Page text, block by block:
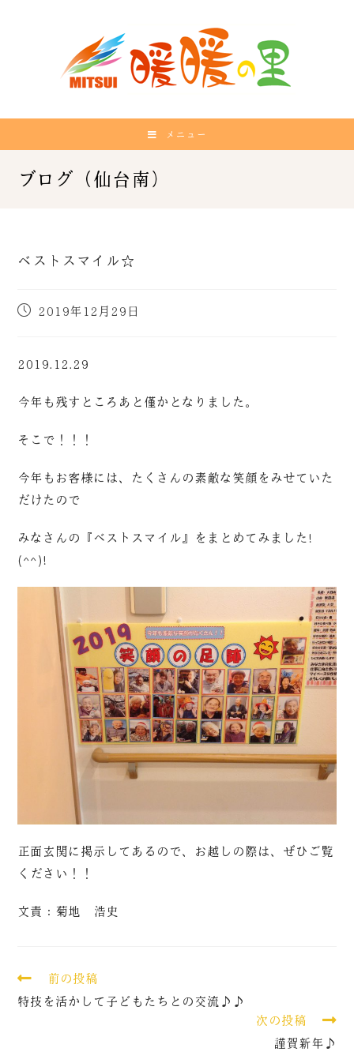
メニュー
ベストスマイル☆
2019年12月29日
2019.12.29
今年も残すところあと僅かとなりました。
そこで！！！
今年もお客様には、たくさんの素敵な笑顔をみせていた
だけたので
みなさんの『ベストスマイル』をまとめてみました!
(^^)!
正面玄関に掲示してあるので、お越しの際は、ぜひご覧
ください！！
文責：菊地 浩史
前の投稿
特技を活かして子どもたちとの交流♪♪
次の投稿
謹賀新年♪